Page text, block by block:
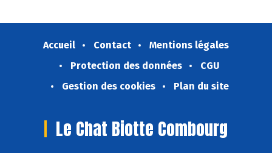
Accueil Contact
Mentions légales
Protection des données
CGU
Gestion des cookies
Plan du site
Le Chat Biotte Combourg